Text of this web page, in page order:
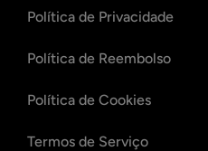
Política de Privacidade
Política de Reembolso
Política de Cookies
Termos de Serviço